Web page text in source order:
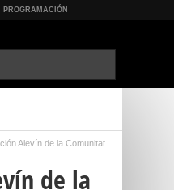
PROGRAMACIÓN
Alevín de la Comunitat
de la